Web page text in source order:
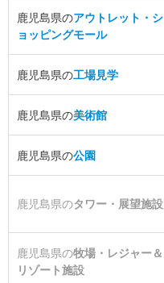
鹿児島県のアウトレット・シ
ョッピングモール
鹿児島県の工場見学
鹿児島県の美術館
鹿児島県の公園
鹿児島県のタワー・展望施設
鹿児島県の牧場・レジャー＆
リゾート施設